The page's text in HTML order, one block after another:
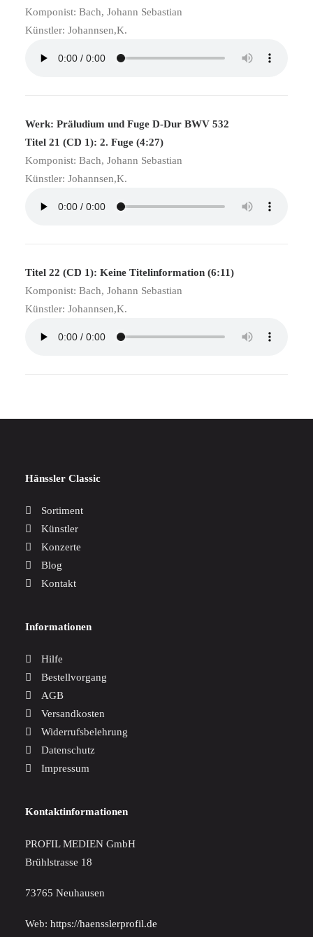
Komponist: Bach, Johann Sebastian
Künstler: Johannsen,K.
Werk: Präludium und Fuge D-Dur BWV 532
Titel 21 (CD 1): 2. Fuge (4:27)
Komponist: Bach, Johann Sebastian
Künstler: Johannsen,K.
Titel 22 (CD 1): Keine Titelinformation (6:11)
Komponist: Bach, Johann Sebastian
Künstler: Johannsen,K.
Hänssler Classic
Sortiment
Künstler
Konzerte
Blog
Kontakt
Informationen
Hilfe
Bestellvorgang
AGB
Versandkosten
Widerrufsbelehrung
Datenschutz
Impressum
Kontaktinformationen
PROFIL MEDIEN GmbH
Brühlstrasse 18
73765 Neuhausen
Web: https://haensslerprofil.de